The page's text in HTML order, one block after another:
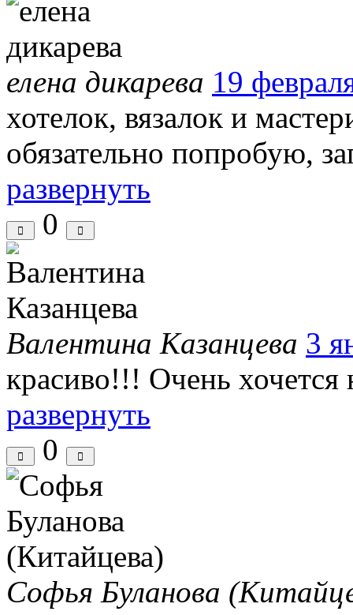
елена дикарева 19
хотелок, вязалок и
обязательно попробую,
развернуть
0
Валентина Казанцева 3
красиво!!! Очень хочется
развернуть
0
Софья Буланова